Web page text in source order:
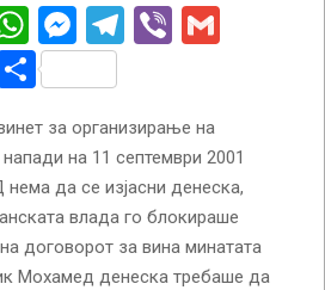
WhatsApp
Messenger
Telegram
Viber
Share
за организирање на
на 11 септември 2001
да се изјасни денеска,
влада го блокираше
договорот за вина минатата
Мохамед денеска требаше да